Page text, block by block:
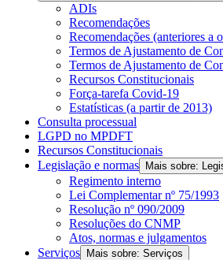
ADIs
Recomendações
Recomendações (anteriores a
Termos de Ajustamento de
Termos de Ajustamento de
Recursos Constitucionais
Força-tarefa Covid-19
Estatísticas (a partir de 2013)
Consulta processual
LGPD no MPDFT
Recursos Constitucionais
Legislação e normas
Mais sobre:
Regimento interno
Lei Complementar nº 75/1993
Resolução nº 090/2009
Resoluções do CNMP
Atos, normas e julgamentos
Serviços
Mais sobre: Serviços